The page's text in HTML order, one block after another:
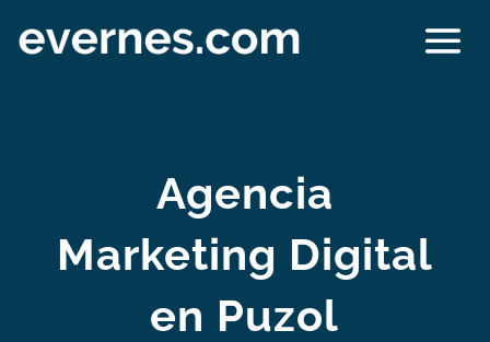
Agencia
Marketing Digital
en Puzol